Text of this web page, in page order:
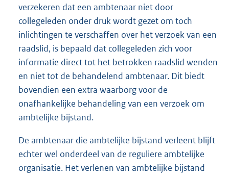
verzekeren dat een ambtenaar niet door
collegeleden onder druk wordt gezet om toch
inlichtingen te verschaffen over het verzoek van een
raadslid, is bepaald dat collegeleden zich voor
informatie direct tot het betrokken raadslid wenden
en niet tot de behandelend ambtenaar. Dit biedt
bovendien een extra waarborg voor de
onafhankelijke behandeling van een verzoek om
ambtelijke bijstand.
De ambtenaar die ambtelijke bijstand verleent blijft
echter wel onderdeel van de reguliere ambtelijke
organisatie. Het verlenen van ambtelijke bijstand